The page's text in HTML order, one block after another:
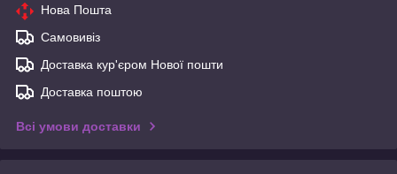
Нова Пошта
Самовивіз
Доставка кур'єром Нової пошти
Доставка поштою
Всі умови доставки